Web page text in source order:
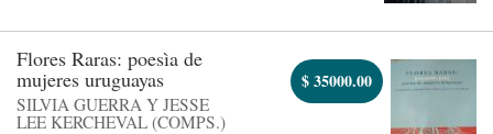
Flores Raras: poesìa de
mujeres uruguayas
SILVIA GUERRA Y JESSE
LEE KERCHEVAL (COMPS.)
$35000.00